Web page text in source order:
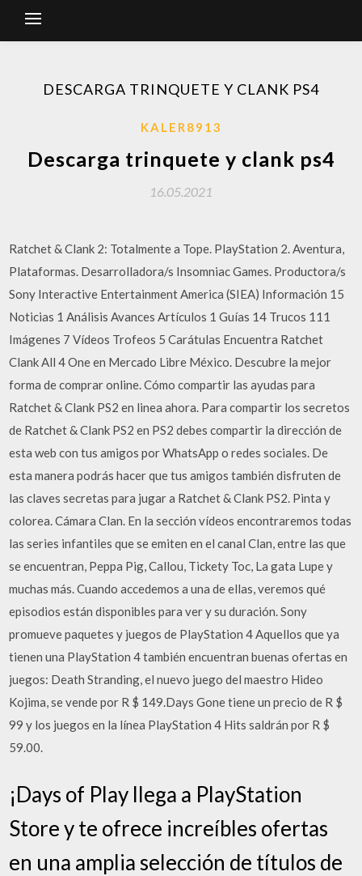
DESCARGA TRINQUETE Y CLANK PS4
KALER8913
Descarga trinquete y clank ps4
16.05.2021
Ratchet & Clank 2: Totalmente a Tope. PlayStation 2. Aventura,
Plataformas. Desarrolladora/s Insomniac Games. Productora/s
Sony Interactive Entertainment America (SIEA) Información 15
Noticias 1 Análisis Avances Artículos 1 Guías 14 Trucos 111
Imágenes 7 Vídeos Trofeos 5 Carátulas Encuentra Ratchet
Clank All 4 One en Mercado Libre México. Descubre la mejor
forma de comprar online. Cómo compartir las ayudas para
Ratchet & Clank PS2 en linea ahora. Para compartir los secretos
de Ratchet & Clank PS2 en PS2 debes compartir la dirección de
esta web con tus amigos por WhatsApp o redes sociales. De
esta manera podrás hacer que tus amigos también disfruten de
las claves secretas para jugar a Ratchet & Clank PS2. Pinta y
colorea. Cámara Clan. En la sección ví­deos encontraremos todas
las series infantiles que se emiten en el canal Clan, entre las que
se encuentran, Peppa Pig, Callou, Tickety Toc, La gata Lupe y
muchas más. Cuando accedemos a una de ellas, veremos qué
episodios están disponibles para ver y su duración. Sony
promueve paquetes y juegos de PlayStation 4 Aquellos que ya
tienen una PlayStation 4 también encuentran buenas ofertas en
juegos: Death Stranding, el nuevo juego del maestro Hideo
Kojima, se vende por R $ 149.Days Gone tiene un precio de R $
99 y los juegos en la línea PlayStation 4 Hits saldrán por R $
59.00.
¡Days of Play llega a PlayStation
Store y te ofrece increíbles ofertas
en una amplia selección de títulos de